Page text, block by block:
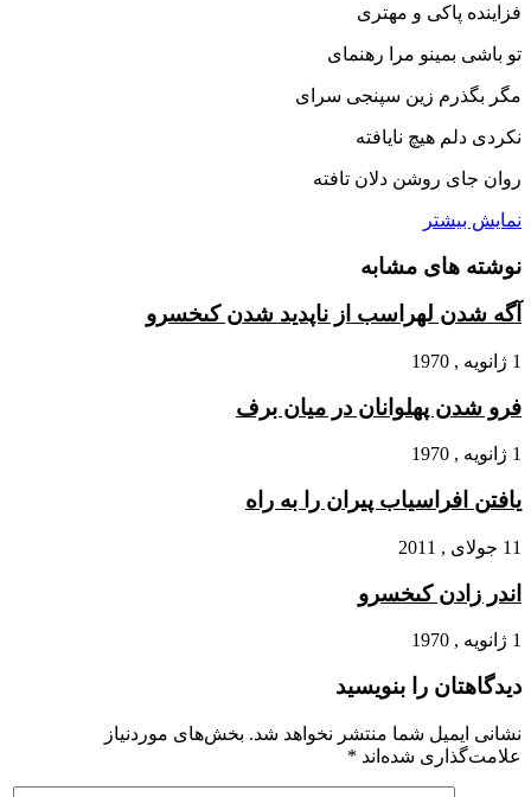
فزاینده پاکى و مهترى‏
تو باشى بمینو مرا رهنماى
مگر بگذرم زین سپنجى سراى‏
نکردى دلم هیچ نایافته
روان جاى روشن دلان تافته‏
نمایش بیشتر
نوشته های مشابه
آگه شدن لهراسب از ناپدید شدن کى‏خسرو
1 ژانویه , 1970
فرو شدن پهلوانان در میان برف
1 ژانویه , 1970
یافتن افراسیاب پیران را به راه
11 جولای , 2011
اندر زادن کى‏خسرو
1 ژانویه , 1970
دیدگاهتان را بنویسید
نشانی ایمیل شما منتشر نخواهد شد. بخش‌های موردنیاز
علامت‌گذاری شده‌اند *